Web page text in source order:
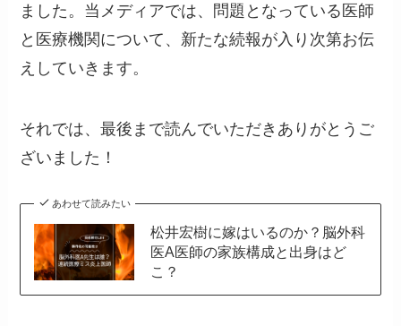
ました。当メディアでは、問題となっている医師
と医療機関について、新たな続報が入り次第お伝
えしていきます。
それでは、最後まで読んでいただきありがとうご
ざいました！
あわせて読みたい
松井宏樹に嫁はいるのか？脳外科
医A医師の家族構成と出身はど
こ？